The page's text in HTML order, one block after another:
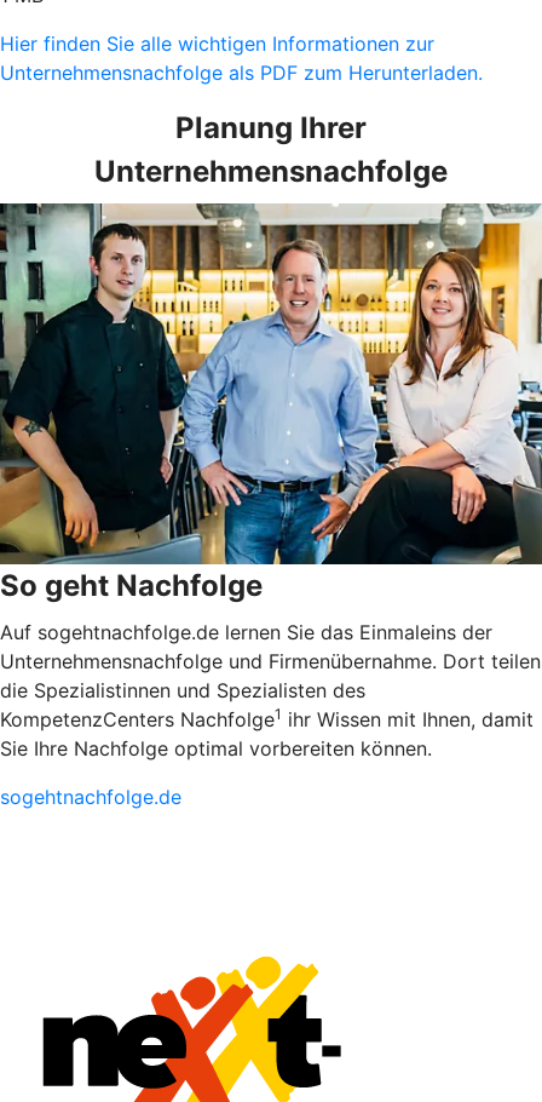
Hier finden Sie alle wichtigen Informationen zur
Unternehmensnachfolge als PDF zum Herunterladen.
Planung Ihrer
Unternehmensnachfolge
So geht Nachfolge
Auf sogehtnachfolge.de lernen Sie das Einmaleins der
Unternehmensnachfolge und Firmenübernahme. Dort teilen
die Spezialistinnen und Spezialisten des
KompetenzCenters Nachfolge1 ihr Wissen mit Ihnen, damit
Sie Ihre Nachfolge optimal vorbereiten können.
sogehtnachfolge.de